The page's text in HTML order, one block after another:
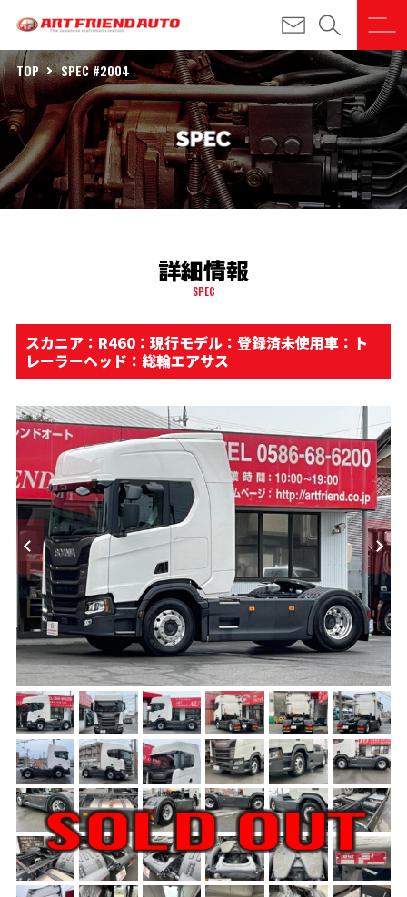
TOP SPEC #2004
詳細情報
SPEC
スカニア：R460：現行モデル：登録済未使用車：ト
レーラーヘッド：総輪エアサス